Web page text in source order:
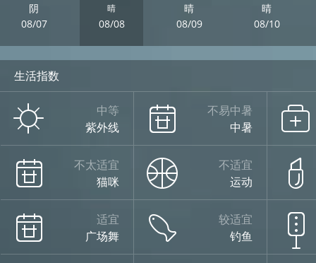
阴
08/07
晴
08/08
晴
08/09
晴
08/10
周五
晴
19°
生活指数
中等
紫外线
不易中暑
中暑
不太适宜
猫咪
不适宜
运动
适宜
广场舞
较适宜
钓鱼